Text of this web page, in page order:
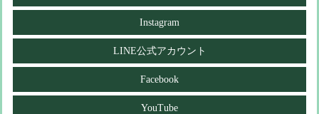
Instagram
LINE公式アカウント
Facebook
YouTube